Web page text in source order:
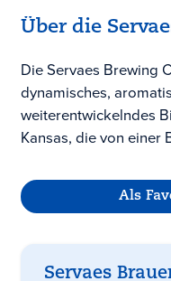
Über die
Die Servaes Brewing
dynamisches,
weiterentwickelndes
Kansas, die von einer
Als
Servaes